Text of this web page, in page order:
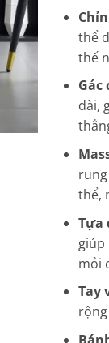
thể
thế
dài,
thể,
Tựa
giúp
mỏi
Tay